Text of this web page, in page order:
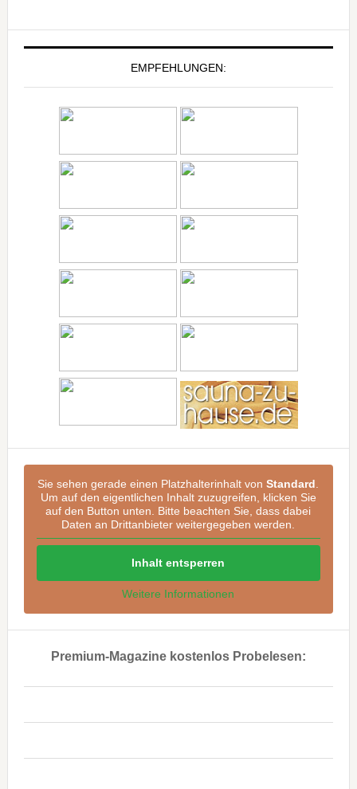
EMPFEHLUNGEN:
Sie sehen gerade einen Platzhalterinhalt vonStandard
Um auf den eigentlichen Inhalt zuzugreifen, klicken Sie
auf den Button unten. Bitte beachten Sie, dass dabei
Daten an Drittanbieter weitergegeben werden.
Inhalt entsperren
Weitere Informationen
Premium-Magazine kostenlos Probelesen: